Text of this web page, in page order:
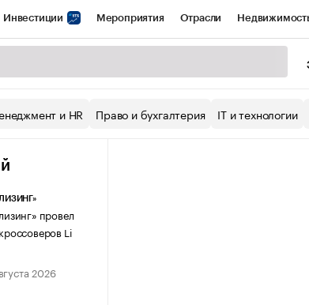
Инвестиции Мероприятия Отрасли
Конференции СПб Спецпроекты
и HR Право и бухгалтерия IT и технологии
провел
Li
2026